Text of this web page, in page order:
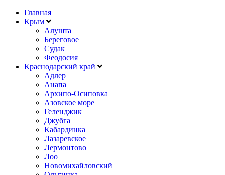
Главная
Крым
Алушта
Береговое
Судак
Феодосия
Краснодарский край
Адлер
Анапа
Архипо-Осиповка
Азовское море
Геленджик
Джубга
Кабардинка
Лазаревское
Лермонтово
Лоо
Новомихайловский